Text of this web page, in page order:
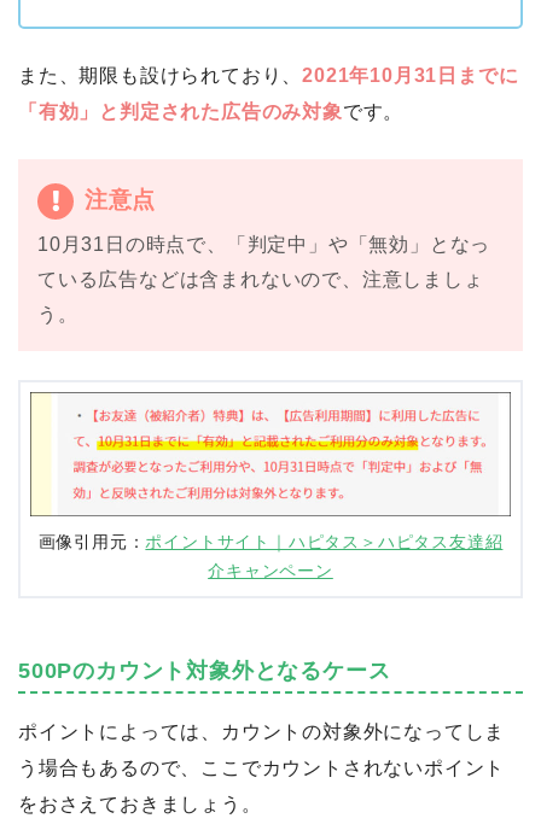
また、期限も設けられており、2021年10月31日までに
「有効」と判定された広告のみ対象です。
注意点
10月31日の時点で、「判定中」や「無効」となっ
ている広告などは含まれないので、注意しましょ
う。
画像引用元： ポイントサイト｜ハピタス＞ハピタス友達紹
介キャンペーン
500Pのカウント対象外となるケース
ポイントによっては、カウントの対象外になってしま
う場合もあるので、ここでカウントされないポイント
をおさえておきましょう。